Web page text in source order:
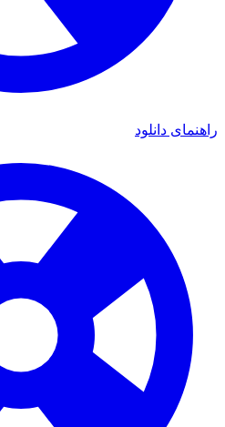
راهنمای دانلود